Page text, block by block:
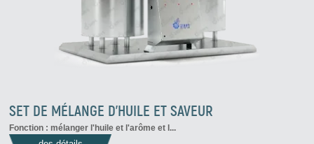
SET DE MÉLANGE D'HUILE ET SAVEUR
Fonction : mélanger l'huile et l'arôme et l...